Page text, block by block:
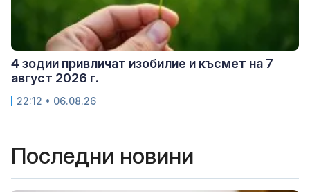
4 зодии привличат изобилие и късмет на 7
август 2026 г.
22:12 • 06.08.26
Последни новини